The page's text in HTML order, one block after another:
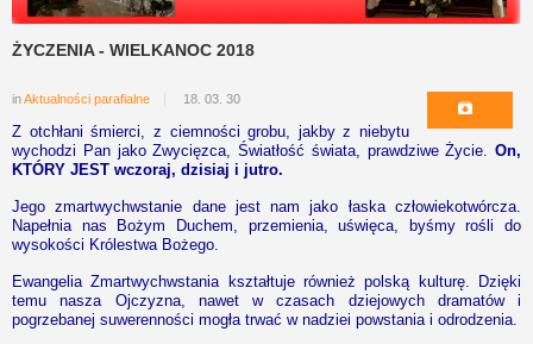
ŻYCZENIA - WIELKANOC 2018
inAktualności parafialne 18. 03. 30
Z otchłani śmierci, z ciemności grobu, jakby z niebytu
wychodzi Pan jako Zwycięzca, Światłość świata, prawdziwe Życie. On,
KTÓRY JEST wczoraj, dzisiaj i jutro.
Jego zmartwychwstanie dane jest nam jako łaska człowiekotwórcza.
Napełnia nas Bożym Duchem, przemienia, uświęca, byśmy rośli do
wysokości Królestwa Bożego.
Ewangelia Zmartwychwstania kształtuje również polską kulturę. Dzięki
temu nasza Ojczyzna, nawet w czasach dziejowych dramatów i
pogrzebanej suwerenności mogła trwać w nadziei powstania i odrodzenia.